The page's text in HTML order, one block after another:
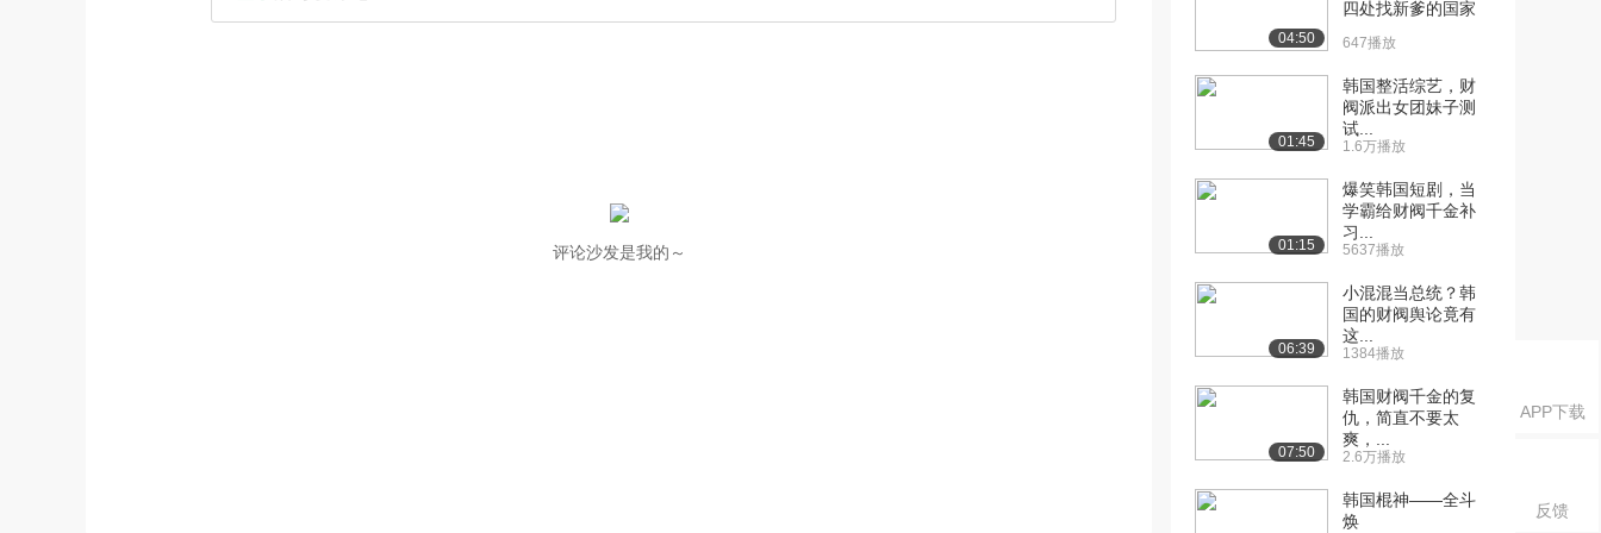
APP下载
反馈
评论沙发是我的～
04:50
四处找新爹的国家
647播放
01:45
韩国整活综艺，财
阀派出女团妹子测
试...
1.6万播放
01:15
爆笑韩国短剧，当
学霸给财阀千金补
习...
5637播放
06:39
小混混当总统？韩
国的财阀舆论竟有
这...
1384播放
07:50
韩国财阀千金的复
仇，简直不要太
爽，...
2.6万播放
韩国棍神——全斗
焕